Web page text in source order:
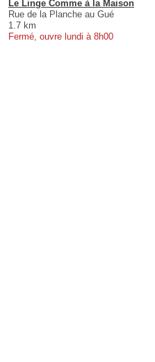
Le Linge Comme à la Maison
Rue de la Planche au Gué
1.7 km
Fermé, ouvre lundi à 8h00